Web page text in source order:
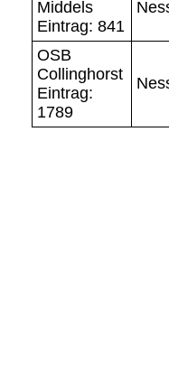
Middels
Eintrag: 841
OSB
Collinghorst
Eintrag:
1789